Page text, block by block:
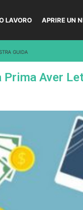
LAVORO APRIRE UN
GUIDA
Aver